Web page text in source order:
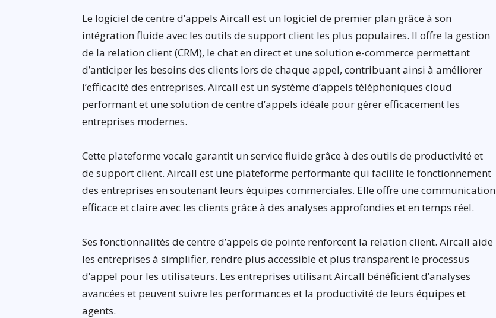
Le logiciel de centre d’appels Aircall est un logiciel de premier plan grâce à son
intégration fluide avec les outils de support client les plus populaires. Il offre la gestion
de la relation client (CRM), le chat en direct et une solution e-commerce permettant
d’anticiper les besoins des clients lors de chaque appel, contribuant ainsi à améliorer
l’efficacité des entreprises. Aircall est un système d’appels téléphoniques cloud
performant et une solution de centre d’appels idéale pour gérer efficacement les
entreprises modernes.
Cette plateforme vocale garantit un service fluide grâce à des outils de productivité et
de support client. Aircall est une plateforme performante qui facilite le fonctionnement
des entreprises en soutenant leurs équipes commerciales. Elle offre une communication
efficace et claire avec les clients grâce à des analyses approfondies et en temps réel.
Ses fonctionnalités de centre d’appels de pointe renforcent la relation client. Aircall aide
les entreprises à simplifier, rendre plus accessible et plus transparent le processus
d’appel pour les utilisateurs. Les entreprises utilisant Aircall bénéficient d’analyses
avancées et peuvent suivre les performances et la productivité de leurs équipes et
agents.